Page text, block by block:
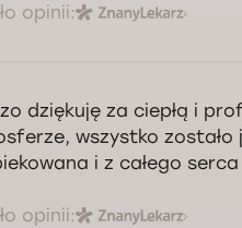
opinii:
dziękuję za ciepłą i
wszystko zostało
i z całego
opinii: